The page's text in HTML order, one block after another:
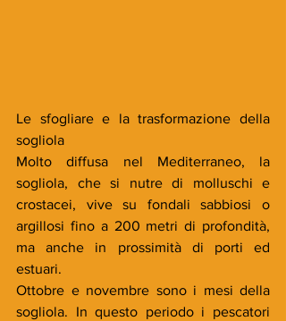
Le sfogliare e la trasformazione della
sogliola
Molto diffusa nel Mediterraneo, la
sogliola, che si nutre di molluschi e
crostacei, vive su fondali sabbiosi o
argillosi fino a 200 metri di profondità,
ma anche in prossimità di porti ed
estuari.
Ottobre e novembre sono i mesi della
sogliola. In questo periodo i pescatori